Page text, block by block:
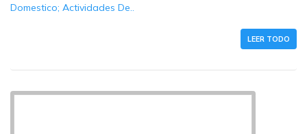
Domestico; Actividades De..
LEER TODO